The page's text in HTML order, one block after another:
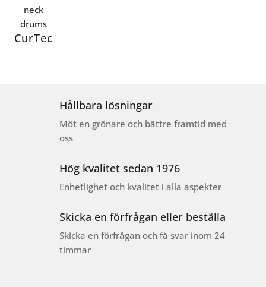
CurTec
Hållbara lösningar
Möt en grönare och bättre framtid med
oss
Hög kvalitet sedan 1976
Enhetlighet och kvalitet i alla aspekter
Skicka en förfrågan eller beställa
Skicka en förfrågan och få svar inom 24
timmar